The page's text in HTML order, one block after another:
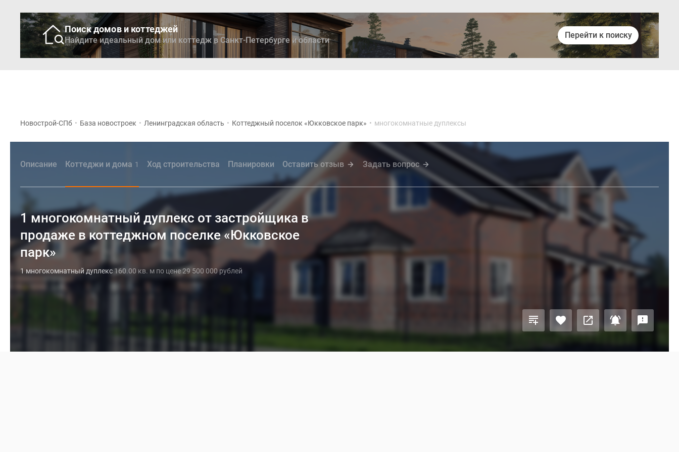
Поиск домов и коттеджей
Найдите идеальный дом или коттедж в Санкт-Петербурге и области
Перейти к поиску
Новострой-СПб • База новостроек • Ленинградская область • Коттеджный поселок «Юкковское парк» • многокомнатные дуплексы
Описание Коттеджи и дома 1 Ход строительства Планировки Оставить отзыв Задать вопрос
1 многокомнатный дуплекс от застройщика в
продаже в коттеджном поселке «Юкковское
парк»
1 многокомнатный дуплекс160.00 кв. м по цене 29 500 000 рублей